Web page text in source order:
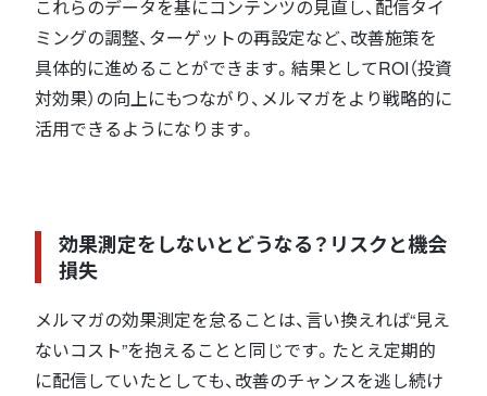
これらのデータを基にコンテンツの見直し、配信タイ
ミングの調整、ターゲットの再設定など、改善施策を
具体的に進めることができます。結果としてROI（投資
対効果）の向上にもつながり、メルマガをより戦略的に
活用できるようになります。
効果測定をしないとどうなる？リスクと機会
損失
メルマガの効果測定を怠ることは、言い換えれば“見え
ないコスト”を抱えることと同じです。たとえ定期的
に配信していたとしても、改善のチャンスを逃し続け